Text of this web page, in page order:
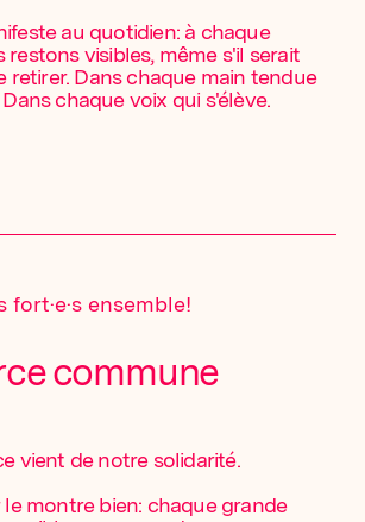
au quotidien: à chaque
visibles, même s'il serait
retirer. Dans chaque main tendue
chaque voix qui s'élève.
ensemble!
commune
vient de notre solidarité.
le montre bien: chaque grande